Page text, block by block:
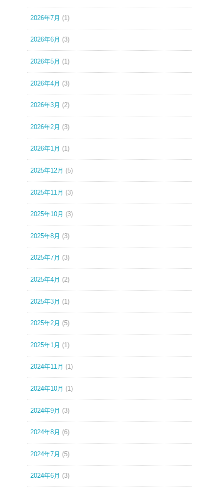
2026年7月 (1)
2026年6月 (3)
2026年5月 (1)
2026年4月 (3)
2026年3月 (2)
2026年2月 (3)
2026年1月 (1)
2025年12月 (5)
2025年11月 (3)
2025年10月 (3)
2025年8月 (3)
2025年7月 (3)
2025年4月 (2)
2025年3月 (1)
2025年2月 (5)
2025年1月 (1)
2024年11月 (1)
2024年10月 (1)
2024年9月 (3)
2024年8月 (6)
2024年7月 (5)
2024年6月 (3)